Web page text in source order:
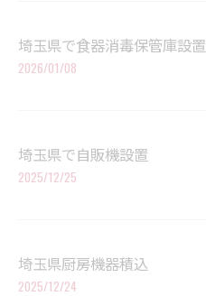
埼玉県で食器消毒保管庫設置
2026/01/08
埼玉県で自販機設置
2025/12/25
埼玉県厨房機器積込
2025/12/24